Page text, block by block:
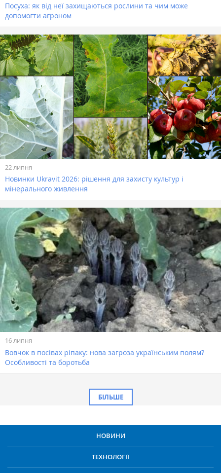
Посуха: як від неї захищаються рослини та чим може
допомогти агроном
22 липня
Новинки Ukravit 2026: рішення для захисту культур і
мінерального живлення
16 липня
Вовчок в посівах ріпаку: нова загроза українським полям?
Особливості та боротьба
БІЛЬШЕ
НОВИНИ
ТЕХНОЛОГІЇ